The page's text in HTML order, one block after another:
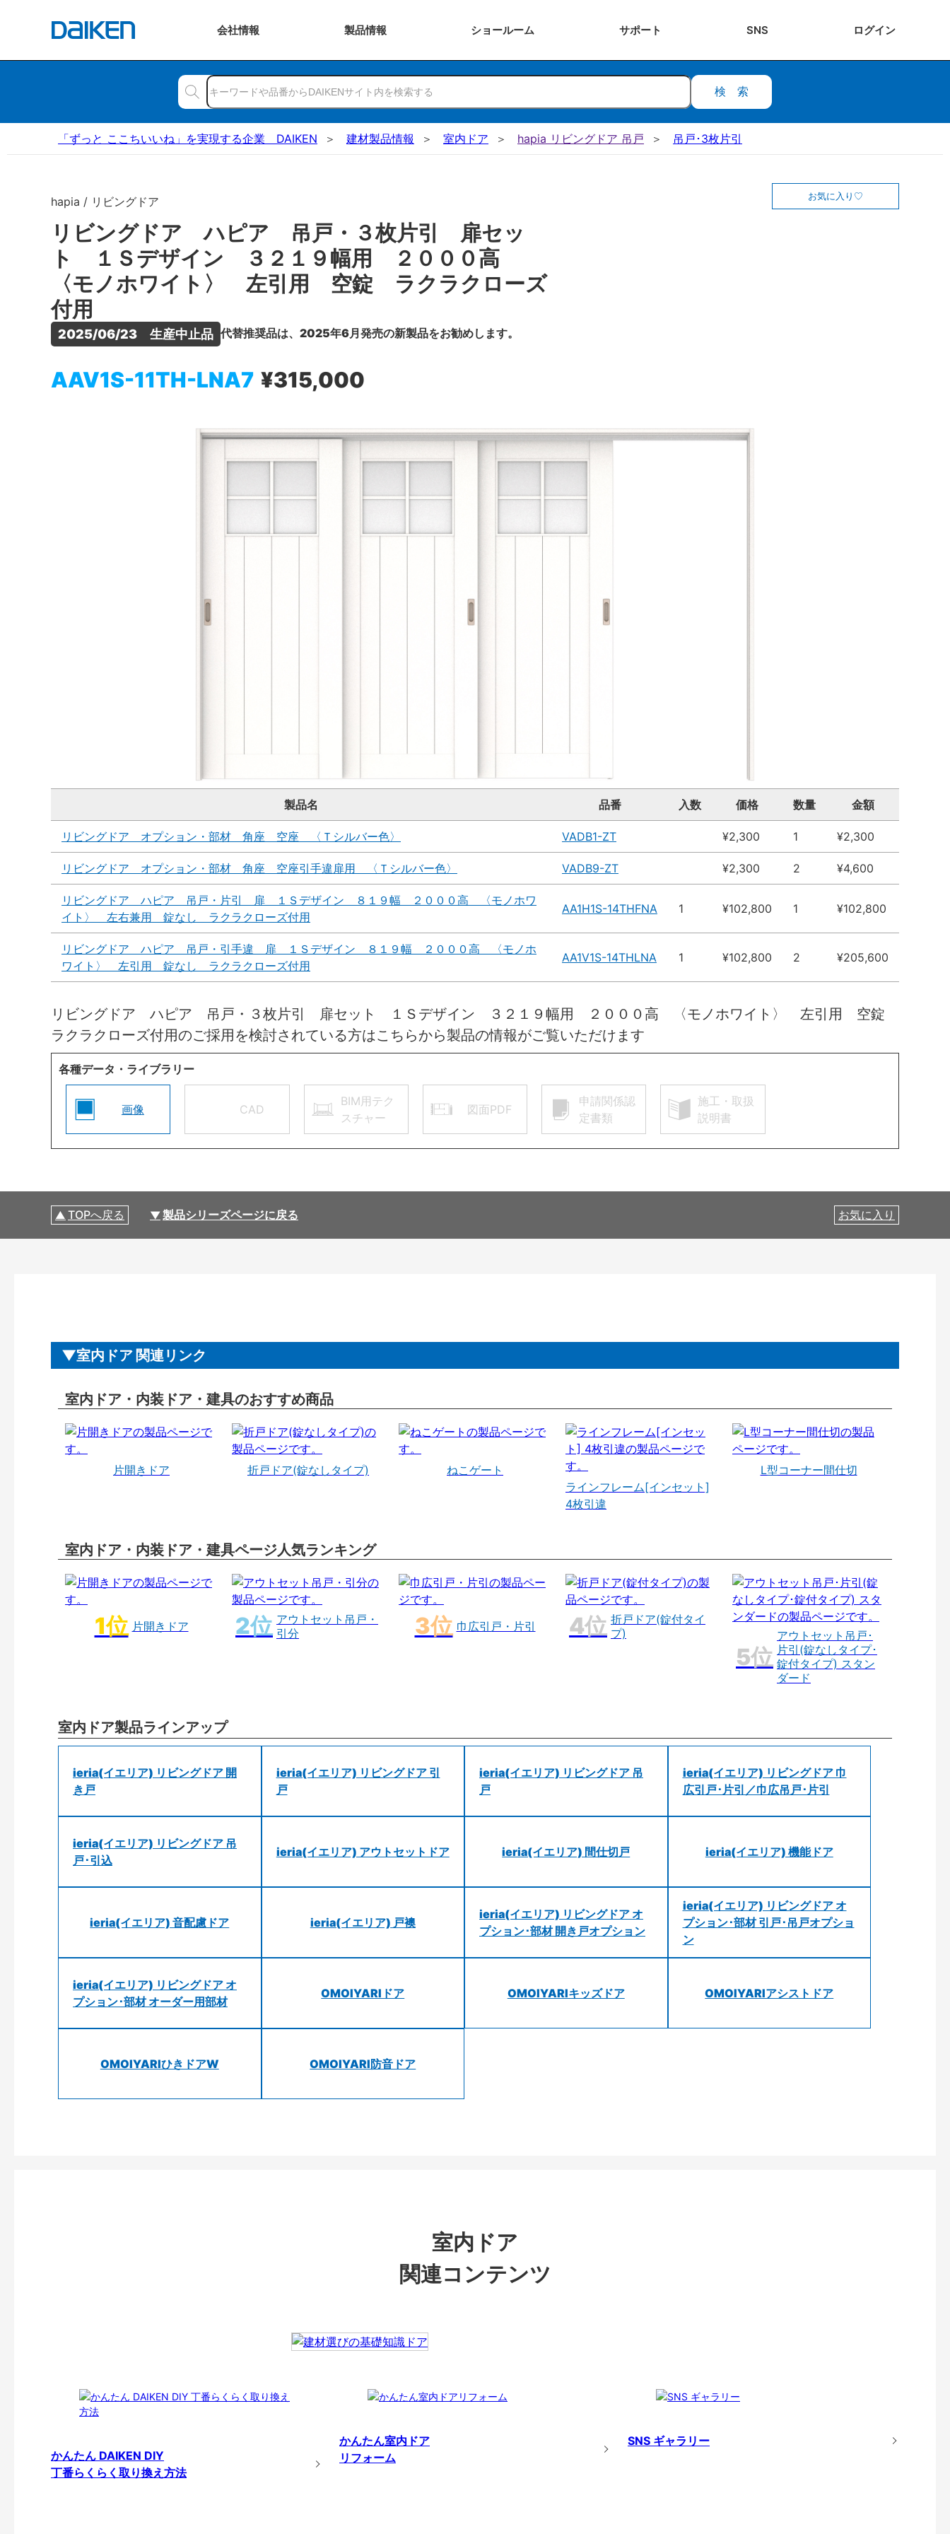
会社情報 製品情報 ショールーム サポート SNS ログイン
検索
「ずっと ここちいいね」を実現する企業 DAIKEN 建材製品情報 室内ドア hapia リビングドア 吊戸 吊戸･3枚片引
hapia / リビングドア
リビングドア ハピア 吊戸・３枚片引 扉セッ
ト １Ｓデザイン ３２１９幅用 ２０００高
〈モノホワイト〉 左引用 空錠 ラクラクローズ
付用
2025/06/23　生産中止品 代替推奨品は、2025年6月発売の新製品をお勧めします。
AAV1S-11TH-LNA7 ¥315,000
お気に入り
製品名 品番 入数 価格 数量 金額
リビングドア オプション・部材 角座 空座 〈Ｔシルバー色〉 VADB1-ZT ¥2,300 1 ¥2,300
リビングドア オプション・部材 角座 空座引手違扉用 〈Ｔシルバー色〉 VADB9-ZT ¥2,300 2 ¥4,600
リビングドア ハピア 吊戸・片引 扉 １Ｓデザイン ８１９幅 ２０００高 〈モノホワ
イト〉 左右兼用 錠なし ラクラクローズ付用
AA1H1S-14THFNA 1 ¥102,800 1 ¥102,800
リビングドア ハピア 吊戸・引手違 扉 １Ｓデザイン ８１９幅 ２０００高 〈モノホ
ワイト〉 左引用 錠なし ラクラクローズ付用
AA1V1S-14THLNA 1 ¥102,800 2 ¥205,600
リビングドア ハピア 吊戸・３枚片引 扉セット １Ｓデザイン ３２１９幅用 ２０００高 〈モノホワイト〉 左引用 空錠
ラクラクローズ付用のご採用を検討されている方はこちらから製品の情報がご覧いただけます
各種データ・ライブラリー
画像 CAD
BIM用テク
スチャー
図面PDF
申請関係認
定書類
施工・取扱
説明書
TOPへ戻る 製品シリーズページに戻る お気に入り
室内ドア 関連リンク
室内ドア・内装ドア・建具のおすすめ商品
片開きドア 折戸ドア(錠なしタイプ)
ねこゲート
ラインフレーム[インセット]
4枚引違
L型コーナー間仕切
室内ドア・内装ドア・建具ページ人気ランキング
片開きドア
アウトセット吊戸・
引分
巾広引戸・片引
折戸ドア(錠付タイ
プ)
アウトセット吊戸･
片引(錠なしタイプ･
錠付タイプ) スタン
ダード
室内ドア製品ラインアップ
ieria(イエリア) リビングドア 開
き戸
ieria(イエリア) リビングドア 引
戸
ieria(イエリア) リビングドア 吊
戸
ieria(イエリア) リビングドア 巾
広引戸･片引／巾広吊戸･片引
ieria(イエリア) リビングドア 吊
戸･引込
ieria(イエリア) アウトセットドア ieria(イエリア) 間仕切戸 ieria(イエリア) 機能ドア
ieria(イエリア) 音配慮ドア ieria(イエリア) 戸襖
ieria(イエリア) リビングドア オ
プション･部材 開き戸オプション
ieria(イエリア) リビングドア オ
プション･部材 引戸･吊戸オプショ
ン
ieria(イエリア) リビングドア オ
プション･部材 オーダー用部材
OMOIYARIドア OMOIYARIキッズドア OMOIYARIアシストドア
OMOIYARIひきドアW OMOIYARI防音ドア
室内ドア
関連コンテンツ
かんたん DAIKEN DIY
丁番らくらく取り換え方法
かんたん室内ドア
リフォーム
SNS ギャラリー